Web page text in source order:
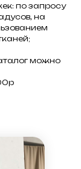
по запросу
на
можно